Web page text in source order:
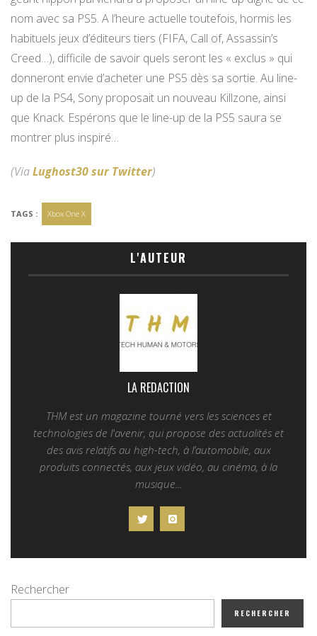
nom avec sa PS5. A l’heure actuelle toutefois, hormis les
habituels jeux d’éditeurs tiers (FIFA, Call of, Assassin’s
Creed…), difficile de savoir quels seront les « exclus » qui
donneront envie d’acheter une PS5 dès sa sortie. Au line-
up de la PS4, Sony proposait un nouveau Killzone, ainsi
que Knack. Espérons que le line-up de la PS5 saura se
montrer plus inspiré…
(ViaLughost30 sur Twitter)
TAGS : Xbox One X
L'AUTEUR
LA REDACTION
THM est un magazine tourné vers les sciences et
technologies de l'avenir, qui propose des actualités et
des avis relatifs au high-tech, à l’automobile, aux
produits connectés, aux jeux vidéo, au cinéma, à la
musique...
Rechercher
RECHERCHER